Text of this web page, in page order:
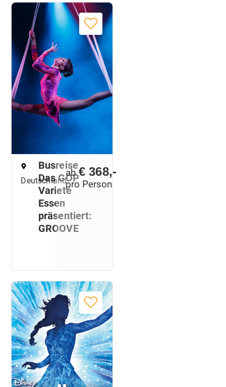
Deutschland
Busreise
Das GOP
Varieté
Essen
präsentiert:
GROOVE
ab€ 368,-
pro Person